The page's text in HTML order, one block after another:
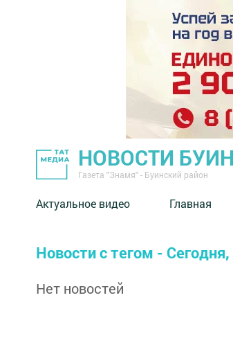
НОВОСТИ
Газета "Знамя" - Буинский район
Актуальное видео Главная
Новости с тегом -
Нет новостей